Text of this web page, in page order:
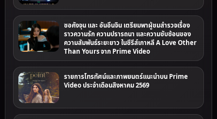
ซอคังจุน และ อันอึนจิน เตรียมพาผู้ชมสำรวจเรื่อง
ราวความรัก ความปรารถนา และความซับซ้อนของ
ความสัมพันธ์ระยะยาว ในซีรีส์เกาหลี A Love Other
Than Yours จาก Prime Video
รายการโทรทัศน์และภาพยนตร์แนะนำบน Prime
Video ประจำเดือนสิงหาคม 2569